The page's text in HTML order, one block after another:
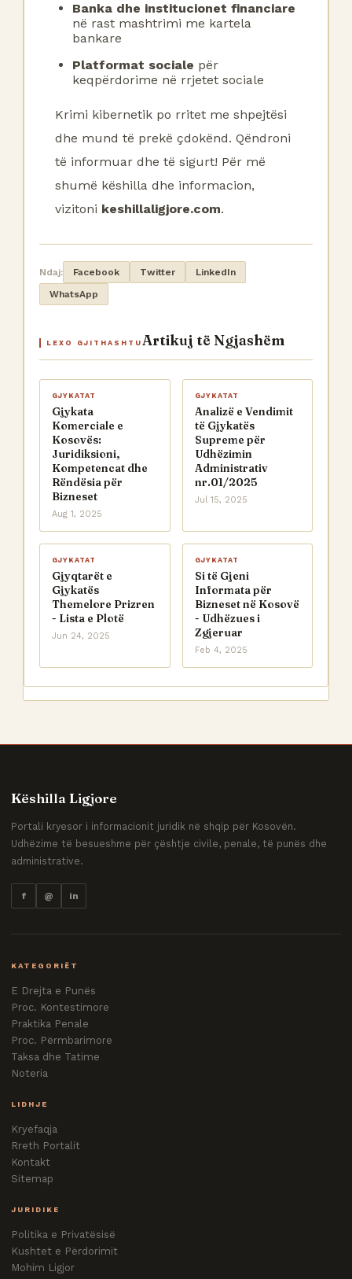
Banka dhe institucionet financiare
në rast mashtrimi me kartela
bankare
Platformat sociale për
keqpërdorime në rrjetet sociale
Krimi kibernetik po rritet me shpejtësi
dhe mund të prekë çdokënd. Qëndroni
të informuar dhe të sigurt! Për më
shumë këshilla dhe informacion,
vizitoni keshillaligjore.com.
Ndaj: Facebook Twitter
LinkedIn
WhatsApp
LEXO GJITHASHTU Artikuj të Ngjashëm
GJYKATAT
Gjykata
Komerciale e
Kosovës:
Juridiksioni,
Kompetencat dhe
Rëndësia për
Bizneset
Aug 1, 2025
GJYKATAT
Analizë e Vendimit
të Gjykatës
Supreme për
Udhëzimin
Administrativ
nr.01/2025
Jul 15, 2025
GJYKATAT
Gjyqtarët e
Gjykatës
Themelore Prizren
- Lista e Plotë
Jun 24, 2025
GJYKATAT
Si të Gjeni
Informata për
Bizneset në Kosovë
- Udhëzues i
Zgjeruar
Feb 4, 2025
Këshilla Ligjore
Portali kryesor i informacionit juridik në shqip për Kosovën.
Udhëzime të besueshme për çështje civile, penale, të punës dhe
administrative.
f @ in
KATEGORIËT
E Drejta e Punës
Proc. Kontestimore
Praktika Penale
Proc. Përmbarimore
Taksa dhe Tatime
Noteria
LIDHJE
Kryefaqja
Rreth Portalit
Kontakt
Sitemap
JURIDIKE
Politika e Privatësisë
Kushtet e Përdorimit
Mohim Ligjor